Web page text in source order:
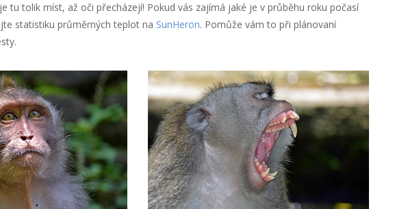
tu tolik míst, až oči přecházejí! Pokud vás zajímá jaké je v průběhu roku počasí
statistiku průměrných teplot na SunHeron. Pomůže vám to při plánovaní